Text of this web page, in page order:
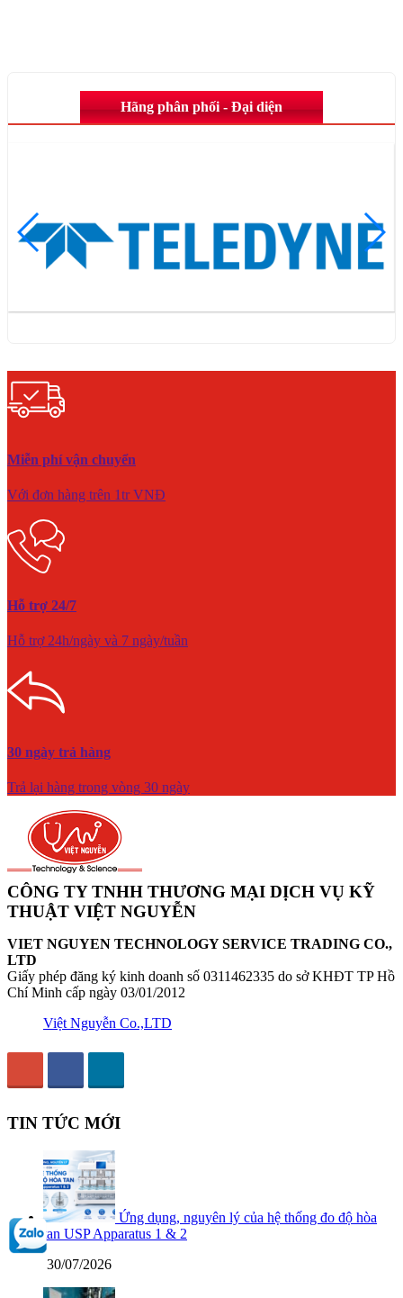
Hãng phân phối - Đại diện
Miễn phí vận chuyển
Với đơn hàng trên 1tr VNĐ
Hỗ trợ 24/7
Hỗ trợ 24h/ngày và 7 ngày/tuần
30 ngày trả hàng
Trả lại hàng trong vòng 30 ngày
CÔNG TY TNHH THƯƠNG MẠI DỊCH VỤ KỸ
THUẬT VIỆT NGUYỄN
VIET NGUYEN TECHNOLOGY SERVICE TRADING CO.,
LTD
Giấy phép đăng ký kinh doanh số 0311462335 do sở KHĐT TP Hồ
Chí Minh cấp ngày 03/01/2012
Việt Nguyễn Co.,LTD
TIN TỨC MỚI
Ứng dụng, nguyên lý của hệ thống đo độ hòa
tan USP Apparatus 1 & 2
30/07/2026